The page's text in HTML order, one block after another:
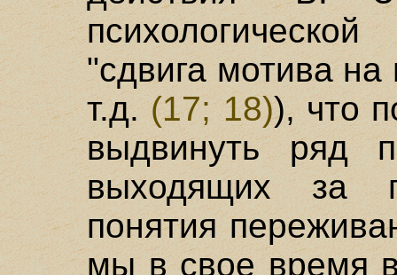
"сдвига мотива
т.д.(17; 18)), что
выдвинуть ряд
выходящих за
понятия
мы в свое время